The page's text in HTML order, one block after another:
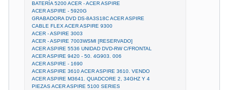
BATERÍA 5200 ACER - ACER ASPIRE
ACER ASPIRE - 5920G
GRABADORA DVD DS-8A3S18C ACER ASPIRE
CABLE FLEX ACER ASPIRE 9300
ACER - ASPIRE 3003
ACER - ASPIRE 7003WSMI [RESERVADO]
ACER ASPIRE 5536 UNIDAD DVD-RW C/FRONTAL
ACER ASPIRE 9420 - 50. 4G903. 006
ACER ASPIRE - 1690
ACER ASPIRE 3610 ACER ASPIRE 3610. VENDO
ACER ASPIRE M3641. QUADCORE 2, 34GHZ Y 4
PIEZAS ACER ASPIRE 5100 SERIES